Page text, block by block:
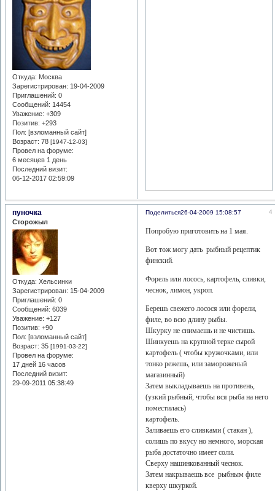
Откуда: Москва
Зарегистрирован: 19-04-2009
Приглашений: 0
Сообщений: 14454
Уважение: +309
Позитив: +293
Пол: [взломанный сайт]
Возраст: 78[1947-12-03]
Провел на форуме:
6 месяцев 1 день
Последний визит:
06-12-2017 02:59:09
Поделиться 4
26-04-2009 15:08:57
пуночка
Сторожыл
Откуда: Хельсинки
Зарегистрирован: 15-04-2009
Приглашений: 0
Сообщений: 6039
Уважение: +127
Позитив: +90
Пол: [взломанный сайт]
Возраст: 35[1991-03-22]
Провел на форуме:
17 дней 16 часов
Последний визит:
29-09-2011 05:38:49
Попробую приготовить на 1 мая.
Вот тож могу дать рыбный рецептик
финский.
Форель или лосось, картофель, сливки,
чеснок, лимон, укроп.
Берешь свежего лосося или форели,
филе, во всю длину рыбы.
Шкурку не снимаешь и не чистишь.
Шинкуешь на крупной терке сырой
картофель ( чтобы кружочками, или
тонко режешь, или замороженый
магазинный)
Затем выкладываешь на противень,
(узкий рыбный, чтобы вся рыба на него
поместилась)
картофель.
Заливаешь его сливками ( стакан ),
солишь по вкусу но немного, морская
рыба достаточно имеет соли.
Сверху нашинкованный чеснок.
Затем накрываешь все рыбным филе
кверху шкуркой.